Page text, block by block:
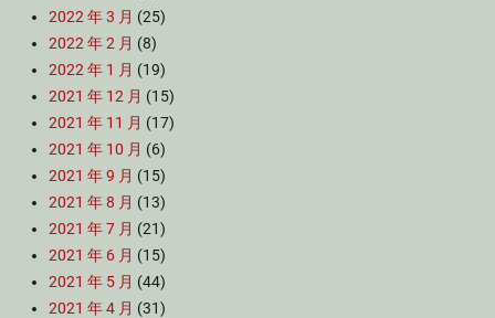
2022 年 3 月 (25)
2022 年 2 月 (8)
2022 年 1 月 (19)
2021 年 12 月 (15)
2021 年 11 月 (17)
2021 年 10 月 (6)
2021 年 9 月 (15)
2021 年 8 月 (13)
2021 年 7 月 (21)
2021 年 6 月 (15)
2021 年 5 月 (44)
2021 年 4 月 (31)